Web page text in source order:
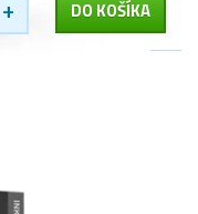
+ DO KOŠÍKA